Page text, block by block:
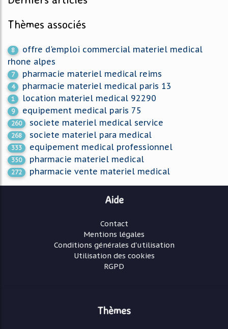
Thèmes associés
8
offre d'emploi commercial materiel medical
rhone alpes
7 pharmacie materiel medical reims
4 pharmacie materiel medical paris 13
1 location materiel medical 92290
9 equipement medical paris 75
260 societe materiel medical service
268 societe materiel para medical
333 equipement medical professionnel
350 pharmacie materiel medical
272 pharmacie vente materiel medical
Aide
Contact
Mentions légales
Conditions générales d'utilisation
Utilisation des cookies
RGPD
Thèmes